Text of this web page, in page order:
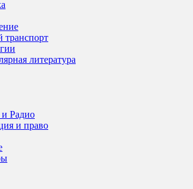
литература
и Радио
и право